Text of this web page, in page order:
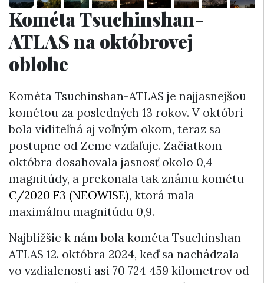
Kométa Tsuchinshan-
ATLAS na októbrovej
oblohe
Kométa Tsuchinshan-ATLAS je najjasnejšou
kométou za posledných 13 rokov. V októbri
bola viditeľná aj voľným okom, teraz sa
postupne od Zeme vzďaľuje. Začiatkom
októbra dosahovala jasnosť okolo 0,4
magnitúdy, a prekonala tak známu kométu
C/2020 F3 (NEOWISE), ktorá mala
maximálnu magnitúdu 0,9.
Najbližšie k nám bola kométa Tsuchinshan-
ATLAS 12. októbra 2024, keď sa nachádzala
vo vzdialenosti asi 70 724 459 kilometrov od